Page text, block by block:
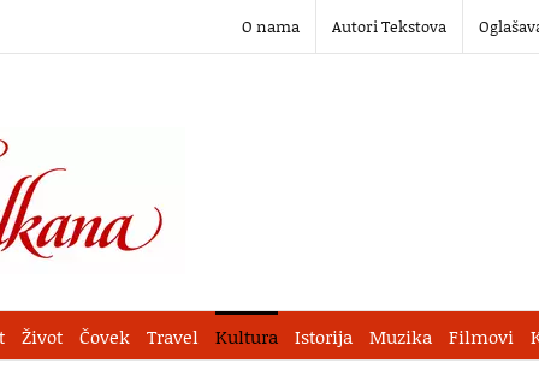
O nama Autori Tekstova
Život Čovek Travel Kultura Istorija Muzika Filmovi